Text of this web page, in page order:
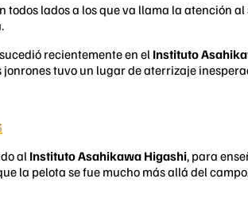
todos lados a los que va llama la atención
recientemente en el Instituto
tuvo un lugar de aterrizaje
al Instituto Asahikawa Higashi, para
la pelota se fue mucho más allá del